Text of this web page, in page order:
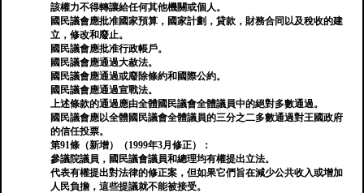
該權力不得轉讓給任何其他機關或個人。
國民議會應批准國家預算，國家計劃，貸款，財務合同以及稅收的建
立，修改和廢止。
國民議會應批准行政帳戶。
國民議會應通過大赦法。
國民議會應通過或廢除條約和國際公約。
國民議會應通過宣戰法。
上述條款的通過應由全體國民議會全體議員中的絕對多數通過。
國民議會應以全體國民議會全體議員的三分之二多數通過對王國政府
的信任投票。
第91條（新增）（1999年3月修正）：
參議院議員，國民議會議員和總理均有權提出立法。
代表有權提出對法律的修正案，但如果它們旨在減少公共收入或增加
人民負擔，這些提議就不能被接受。